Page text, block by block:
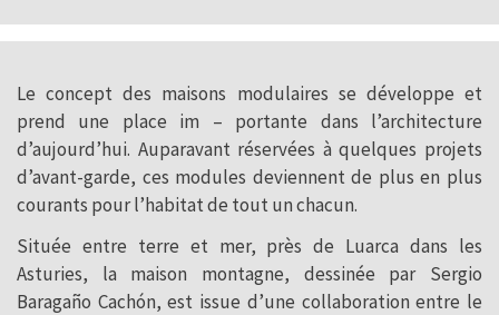
Le concept des maisons modulaires se développe et
prend une place im – portante dans l’architecture
d’aujourd’hui. Auparavant réservées à quelques projets
d’avant-garde, ces modules deviennent de plus en plus
courants pour l’habitat de tout un chacun.
Située entre terre et mer, près de Luarca dans les
Asturies, la maison montagne, dessinée par Sergio
Baragaño Cachón, est issue d’une collaboration entre le